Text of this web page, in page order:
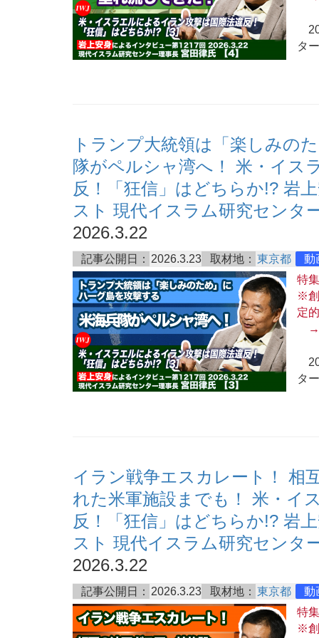
タ
トランプ大統領は「楽しみの
隊がペルシャ湾へ！ 米・イス
反！「狂信」はどちらか!? 岩
スト 現代イスラム研究センタ
2026.3.22
記事公開日： 2026.3.23 取材地： 東京都
動
特
※創
定
→
タ
イラン戦争エスカレート！ 相
れた米軍施設までも！ 米・イ
反！「狂信」はどちらか!? 岩
スト 現代イスラム研究センタ
2026.3.22
記事公開日： 2026.3.23 取材地： 東京都
動
特
※創